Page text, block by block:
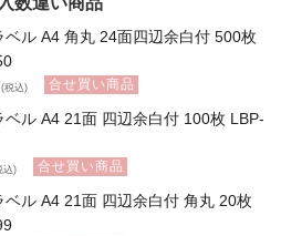
ベル A4 角丸 24面四辺余白付 500枚
(税込) 合せ買い商品
ベル A4 21面 四辺余白付 100枚 LBP-
込) 合せ買い商品
ベル A4 21面 四辺余白付 角丸 20枚